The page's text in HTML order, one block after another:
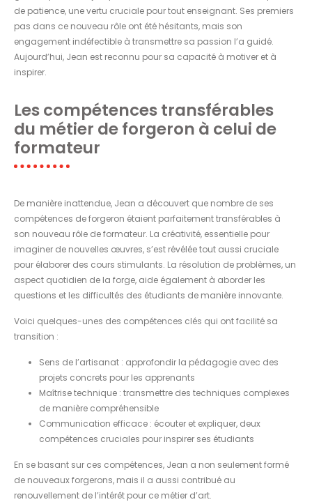
de patience, une vertu cruciale pour tout enseignant. Ses premiers
pas dans ce nouveau rôle ont été hésitants, mais son
engagement indéfectible à transmettre sa passion l’a guidé.
Aujourd’hui, Jean est reconnu pour sa capacité à motiver et à
inspirer.
Les compétences transférables
du métier de forgeron à celui de
formateur
De manière inattendue, Jean a découvert que nombre de ses
compétences de forgeron étaient parfaitement transférables à
son nouveau rôle de formateur. La créativité, essentielle pour
imaginer de nouvelles œuvres, s’est révélée tout aussi cruciale
pour élaborer des cours stimulants. La résolution de problèmes, un
aspect quotidien de la forge, aide également à aborder les
questions et les difficultés des étudiants de manière innovante.
Voici quelques-unes des compétences clés qui ont facilité sa
transition :
Sens de l’artisanat : approfondir la pédagogie avec des
projets concrets pour les apprenants
Maîtrise technique : transmettre des techniques complexes
de manière compréhensible
Communication efficace : écouter et expliquer, deux
compétences cruciales pour inspirer ses étudiants
En se basant sur ces compétences, Jean a non seulement formé
de nouveaux forgerons, mais il a aussi contribué au
renouvellement de l’intérêt pour ce métier d’art.